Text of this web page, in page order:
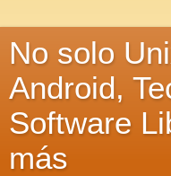
No solo
Android,
Software
más